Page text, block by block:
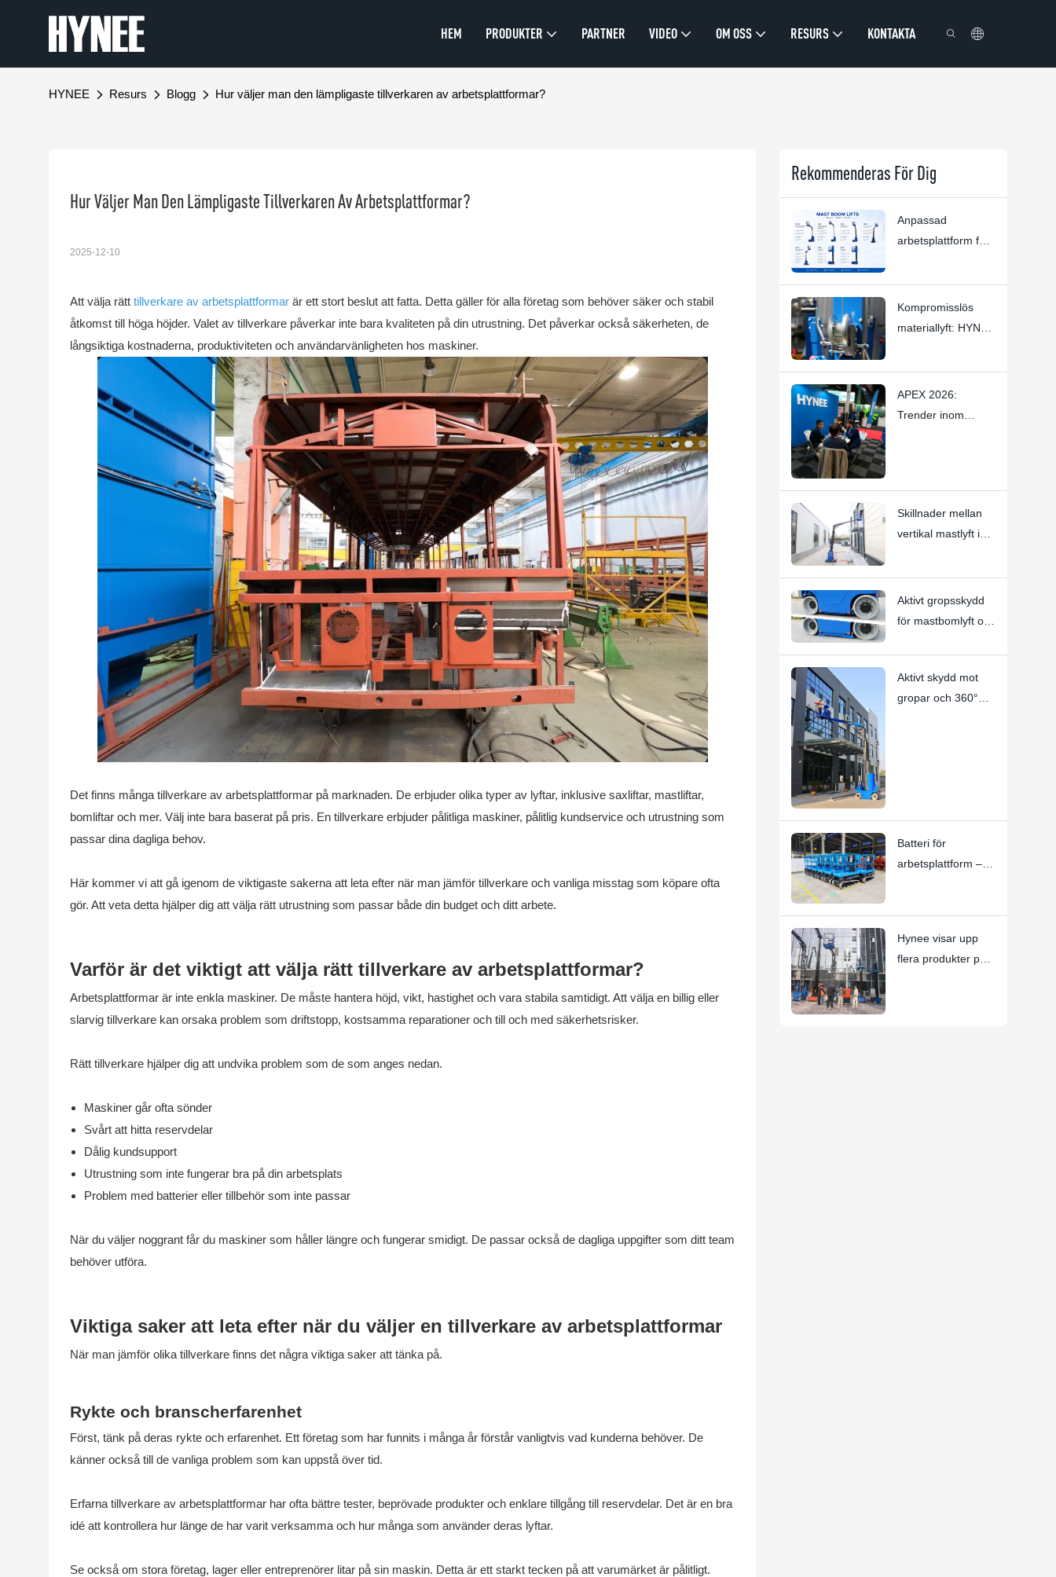
HEM PRODUKTER PARTNER VIDEO OM OSS RESURS KONTAKTA
HYNEE Resurs Blogg Hur väljer man den lämpligaste tillverkaren av arbetsplattformar?
Hur Väljer Man Den Lämpligaste Tillverkaren Av Arbetsplattformar?
2025-12-10
Att välja rätt tillverkare av arbetsplattformarär ett stort beslut att fatta. Detta gäller för alla företag som behöver säker och stabil
åtkomst till höga höjder. Valet av tillverkare påverkar inte bara kvaliteten på din utrustning. Det påverkar också säkerheten, de
långsiktiga kostnaderna, produktiviteten och användarvänligheten hos maskiner.
Det finns många tillverkare av arbetsplattformar på marknaden. De erbjuder olika typer av lyftar, inklusive saxliftar, mastliftar,
bomliftar och mer. Välj inte bara baserat på pris. En tillverkare erbjuder pålitliga maskiner, pålitlig kundservice och utrustning som
passar dina dagliga behov.
Här kommer vi att gå igenom de viktigaste sakerna att leta efter när man jämför tillverkare och vanliga misstag som köpare ofta
gör. Att veta detta hjälper dig att välja rätt utrustning som passar både din budget och ditt arbete.
Varför är det viktigt att välja rätt tillverkare av arbetsplattformar?
Arbetsplattformar är inte enkla maskiner. De måste hantera höjd, vikt, hastighet och vara stabila samtidigt. Att välja en billig eller
slarvig tillverkare kan orsaka problem som driftstopp, kostsamma reparationer och till och med säkerhetsrisker.
Rätt tillverkare hjälper dig att undvika problem som de som anges nedan.
Maskiner går ofta sönder
Svårt att hitta reservdelar
Dålig kundsupport
Utrustning som inte fungerar bra på din arbetsplats
Problem med batterier eller tillbehör som inte passar
När du väljer noggrant får du maskiner som håller längre och fungerar smidigt. De passar också de dagliga uppgifter som ditt team
behöver utföra.
Viktiga saker att leta efter när du väljer en tillverkare av arbetsplattformar
När man jämför olika tillverkare finns det några viktiga saker att tänka på.
Rykte och branscherfarenhet
Först, tänk på deras rykte och erfarenhet. Ett företag som har funnits i många år förstår vanligtvis vad kunderna behöver. De
känner också till de vanliga problem som kan uppstå över tid.
Erfarna tillverkare av arbetsplattformar har ofta bättre tester, beprövade produkter och enklare tillgång till reservdelar. Det är en bra
idé att kontrollera hur länge de har varit verksamma och hur många som använder deras lyftar.
Se också om stora företag, lager eller entreprenörer litar på sin maskin. Detta är ett starkt tecken på att varumärket är pålitligt.
Rekommenderas För Dig
Anpassad
arbetsplattform för
lösningar för olika
branschscenarier
Kompromisslös
materiallyft: HYNEE
mastmateriallyft –
Stoppar subtila
t
APEX 2026:
Trender inom
— Hynee
Skillnader mellan
vertikal mastlyft i
gaffeltruckform:
Hi11T vs Hi13
Aktivt gropsskydd
för mastbomlyft och
djupdykning
Aktivt skydd mot
gropar och 360°
Batteri för
arbetsplattform –
Hynee visar upp
flera produkter på